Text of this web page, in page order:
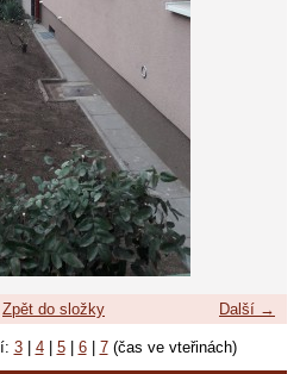
Další →
Zpět do složky
3| 4| 5| 6| 7(čas ve vteřinách)